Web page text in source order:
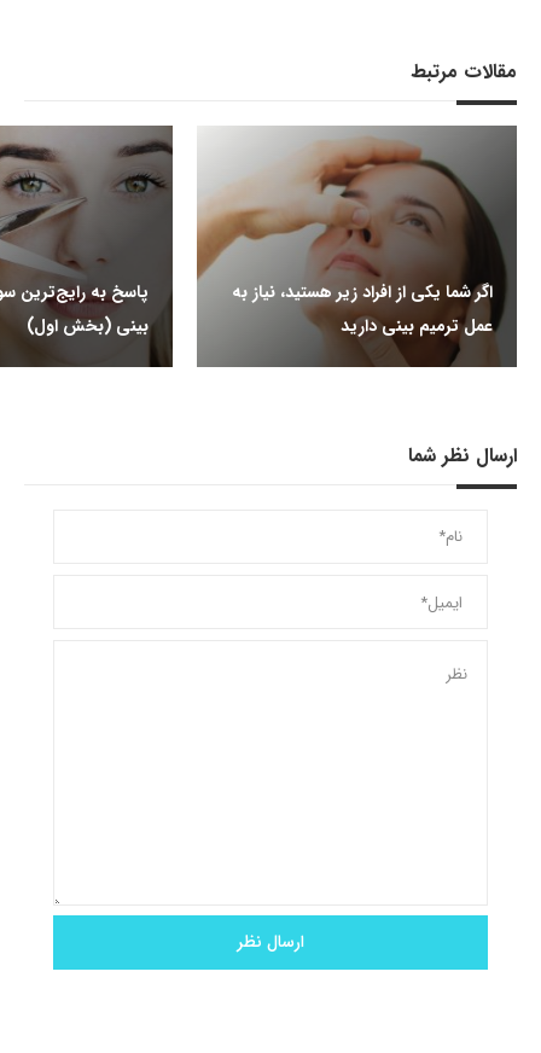
مقالات مرتبط
اگر شما یکی از افراد زیر هستید، نیاز به
عمل ترمیم بینی دارید
پاسخ به رایج‌ترین
بینی (بخش اول)
ارسال نظر شما